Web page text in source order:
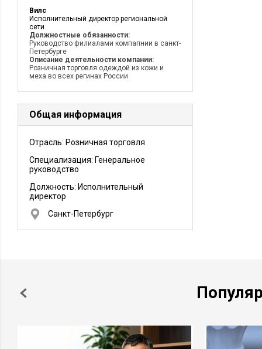
Вилс
Исполнительный директор региональной
сети
Должностные обязанности:
Руководство филиалами компапнии в санкт-
Петербурге
Описание деятельности компании:
Розничная торговля одеждой из кожи и
меха во всех регинах России
Общая информация
Отрасль: Розничная торговля
Специализация: Генеральное
руководство
Должность: Исполнительный
директор
Санкт-Петербург